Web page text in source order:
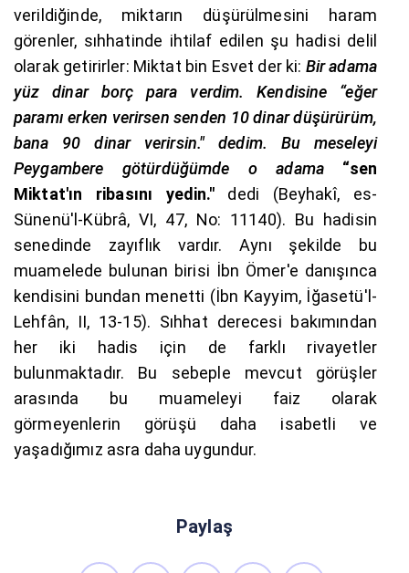
verildiğinde, miktarın düşürülmesini haram
görenler, sıhhatinde ihtilaf edilen şu hadisi delil
olarak getirirler: Miktat bin Esvet der ki: Bir adama
yüz dinar borç para verdim. Kendisine “eğer
paramı erken verirsen senden 10 dinar düşürürüm,
bana 90 dinar verirsin." dedim. Bu meseleyi
Peygambere götürdüğümde o adama
“sen
Miktat'ın ribasını yedin."dedi (Beyhakî, es-
Sünenü'l-Kübrâ, VI, 47, No: 11140). Bu hadisin
senedinde zayıflık vardır. Aynı şekilde bu
muamelede bulunan birisi İbn Ömer'e danışınca
kendisini bundan menetti (İbn Kayyim, İğasetü'l-
Lehfân, II, 13-15). Sıhhat derecesi bakımından
her iki hadis için de farklı rivayetler
bulunmaktadır. Bu sebeple mevcut görüşler
arasında bu muameleyi faiz olarak
görmeyenlerin görüşü daha isabetli ve
yaşadığımız asra daha uygundur.
Paylaş